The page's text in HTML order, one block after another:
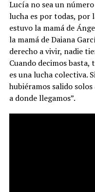
Lucía no sea un
lucha es por todas, por
estuvo la mamá de
la mamá de Daiana
derecho a vivir, nadie
Cuando decimos
es una lucha colectiva.
hubiéramos salido
a donde llegamos”.